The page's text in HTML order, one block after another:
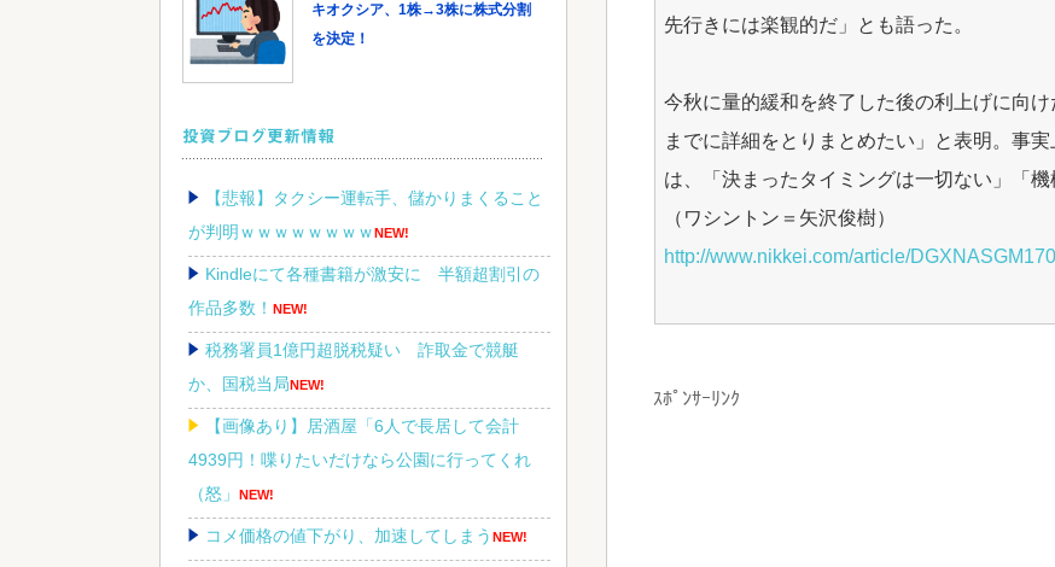
先行きには楽観的だ」とも語った。
今秋に量的緩和を終了した後の利上げに向
までに詳細をとりまとめたい」と表明。事
は、「決まったタイミングは一切ない」「
（ワシントン＝矢沢俊樹）
http://www.nikkei.com/article/
ｽﾎﾟﾝｻｰﾘﾝｸ
キオクシア、1株→3株に株式分割
を決定！
投資ブログ更新情報
【悲報】タクシー運転手、儲かりまくること
が判明ｗｗｗｗｗｗｗｗNEW!
Kindleにて各種書籍が激安に 半額超割引の
作品多数！ NEW!
税務署員1億円超脱税疑い 詐取金で競艇
か、国税当局NEW!
【画像あり】居酒屋「6人で長居して会計
4939円！喋りたいだけなら公園に行ってくれ
（怒」
NEW!
コメ価格の値下がり、加速してしまう NEW!